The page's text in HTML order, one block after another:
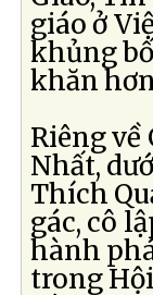
giáo ở
khủng
khăn
Riêng về
Nhất,
Thích
gác, cô
hành
trong